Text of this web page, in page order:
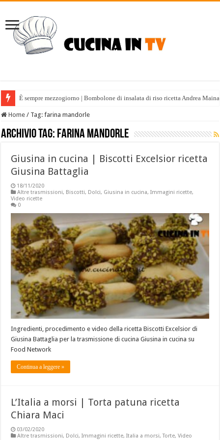
È sempre mezzogiorno | Bombolone di insalata di riso ricetta Andrea
Home / Tag:farina mandorle
Archivio tag: farina mandorle
Giusina in cucina | Biscotti Excelsior ricetta
Giusina Battaglia
18/11/2020
Altre trasmissioni, Biscotti, Dolci, Giusina in cucina,Immagini ricette,
Video ricette
0
Ingredienti, procedimento e video della ricetta Biscotti Excelsior di
Giusina Battaglia per la trasmissione di cucina Giusina in cucina su
Food Network
Continua a leggere »
L’Italia a morsi | Torta patuna ricetta
Chiara Maci
03/02/2020
Altre trasmissioni, Dolci,Immagini ricette,Italia a morsi,Torte,Video